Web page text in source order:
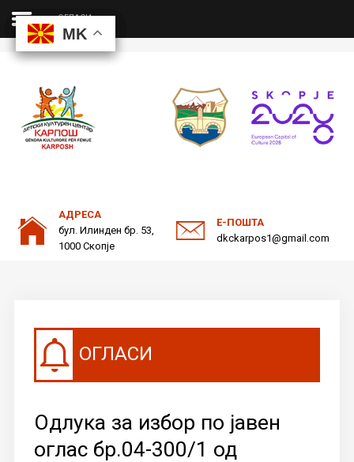
MK
MK
ДКЦ
ОДНОСИ СО ЈАВНОСТ
ОГЛАСИ
MK
MK
АДРЕСА
бул. Илинден бр. 53,
1000 Скопје
Е-ПОШТА
dkckarpos1@gmail.com
Пребарајте на нашата веб страна
ОГЛАСИ
Oдлука за избор по јавен
оглас бр.04-300/1 од